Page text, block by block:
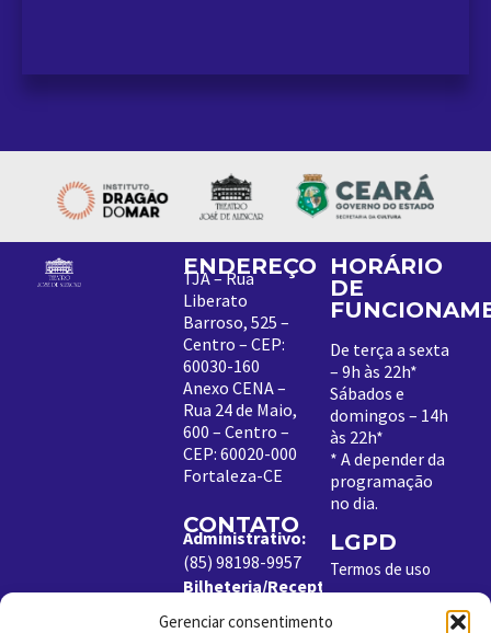
Gerenciar consentimento
ENDEREÇO
TJA – Rua
Liberato
Barroso, 525 –
Centro – CEP:
60030-160
Anexo CENA –
Rua 24 de Maio,
600 – Centro –
CEP: 60020-000
Fortaleza-CE
CONTATO
Administrativo:
(85) 98198-9957
Bilheteria/Receptivo:
(85) 99204-8843
HORÁRIO
DE
De terça a sexta
– 9h às 22h*
Sábados e
domingos – 14h
às 22h*
* A depender da
programação
no dia.
LGPD
Termos de uso